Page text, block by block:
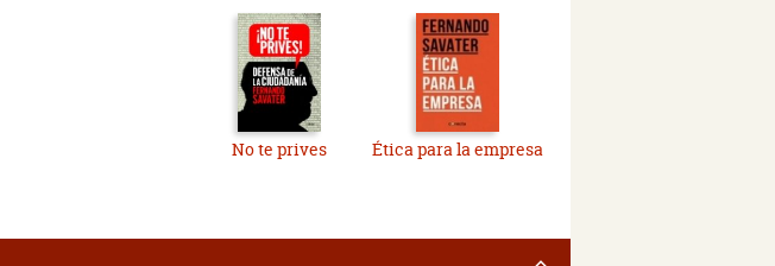
No te prives Ética para la empresa